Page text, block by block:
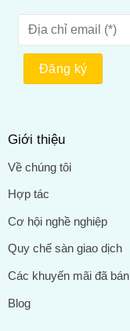
Giới thiệu
Về chúng tôi
Hợp tác
Cơ hội nghề nghiệp
Quy chế sàn giao dịch
Các khuyến mãi đã bán
Blog